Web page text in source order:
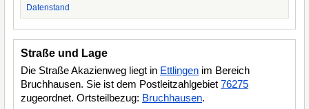
Datenstand
Straße und Lage
Die Straße Akazienweg liegt in Ettlingen im Bereich
Bruchhausen. Sie ist dem Postleitzahlgebiet 76275
zugeordnet. Ortsteilbezug: Bruchhausen.